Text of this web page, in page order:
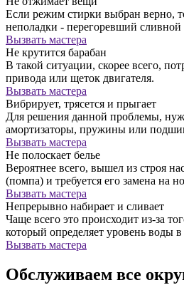
Если режим стирки выбран верно,
неполадки - перегоревший сливной
Вызвать мастера
Не крутится барабан
В такой ситуации, скорее всего,
привода или щеток двигателя.
Вызвать мастера
Вибрирует, трясется и прыгает
Для решения данной проблемы,
амортизаторы, пружины или
Вызвать мастера
Не полоскает белье
Вероятнее всего, вышел из строя
(помпа) и требуется его замена на
Вызвать мастера
Непрерывно набирает и сливает
Чаще всего это происходит из-за
который определяет уровень воды в
Вызвать мастера
Обслуживаем все